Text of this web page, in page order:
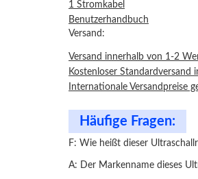
1 Stromkabel
Benutzerhandbuch
Versand:
Versand innerhalb von 1-2
Kostenloser Standardversand
Internationale Versandpreise
Häufige Fragen:
F: Wie heißt dieser
A: Der Markenname dieses